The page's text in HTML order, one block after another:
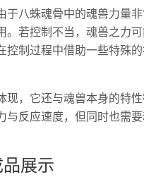
八蛛魂骨中的魂兽力量
若控制不当，魂兽之力
制过程中借助一些特殊
，它还与魂兽本身的特
与反应速度，但同时也需
展示